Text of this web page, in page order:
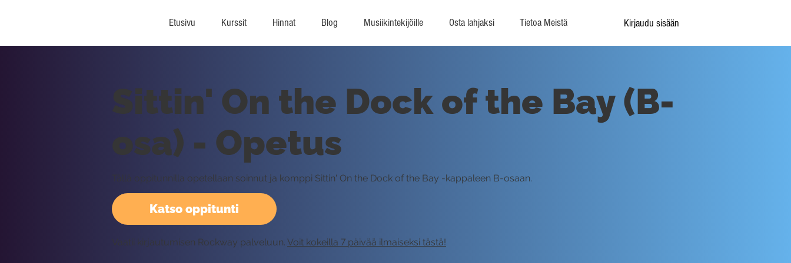
Etusivu Kurssit Hinnat Blog Musiikintekijöille Osta lahjaksi Tietoa Meistä Kirjaudu sisään
Katso oppitunti
Sittin' On the Dock of the Bay (B-
osa) - Opetus
Tällä oppitunnilla opetellaan soinnut ja komppi Sittin' On the Dock of the Bay -kappaleen B-osaan.
Vaatii kirjautumisen Rockway palveluun. Voit kokeilla 7 päivää ilmaiseksi tästä!